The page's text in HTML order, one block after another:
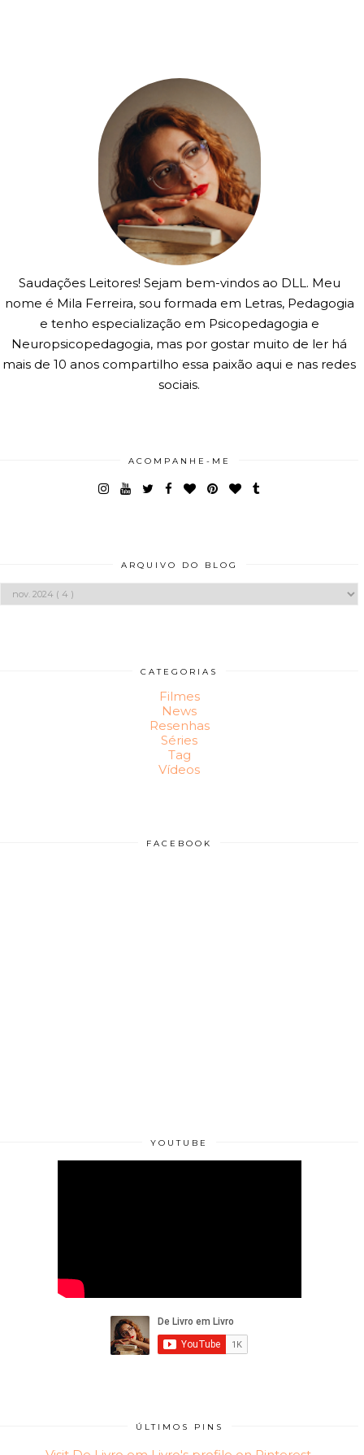
Saudações Leitores! Sejam bem-vindos ao DLL. Meu
nome é Mila Ferreira, sou formada em Letras, Pedagogia
e tenho especialização em Psicopedagogia e
Neuropsicopedagogia, mas por gostar muito de ler há
mais de 10 anos compartilho essa paixão aqui e nas redes
sociais.
ACOMPANHE-ME
ARQUIVO DO BLOG
CATEGORIAS
Filmes
News
Resenhas
Séries
Tag
Vídeos
FACEBOOK
YOUTUBE
ÚLTIMOS PINS